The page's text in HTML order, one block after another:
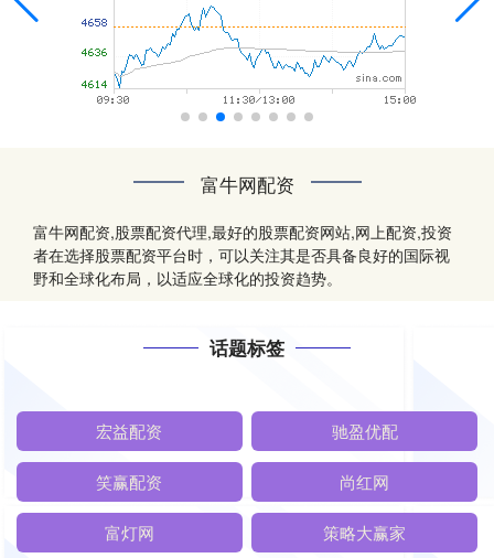
富牛网配资
富牛网配资,股票配资代理,最好的股票配资网站,网上配资,投资
者在选择股票配资平台时，可以关注其是否具备良好的国际视
野和全球化布局，以适应全球化的投资趋势。
话题标签
宏益配资 驰盈优配
笑赢配资 尚红网
富灯网 策略大赢家